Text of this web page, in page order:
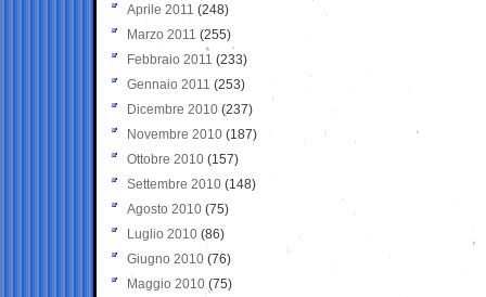
Aprile 2011 (248)
Marzo 2011 (255)
Febbraio 2011 (233)
Gennaio 2011 (253)
Dicembre 2010 (237)
Novembre 2010 (187)
Ottobre 2010 (157)
Settembre 2010 (148)
Agosto 2010 (75)
Luglio 2010 (86)
Giugno 2010 (76)
Maggio 2010 (75)